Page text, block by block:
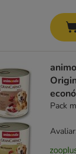
Pack